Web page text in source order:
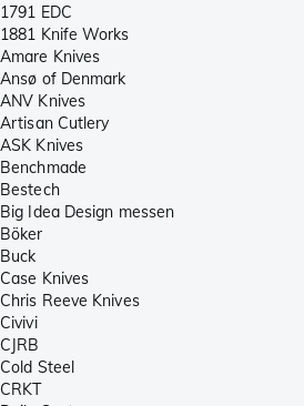
1791 EDC
1881 Knife Works
Amare Knives
Ansø of Denmark
ANV Knives
Artisan Cutlery
ASK Knives
Benchmade
Bestech
Big Idea Design messen
Böker
Buck
Case Knives
Chris Reeve Knives
Civivi
CJRB
Cold Steel
CRKT